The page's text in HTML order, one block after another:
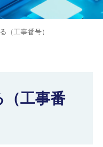
（工事番号）
工事番